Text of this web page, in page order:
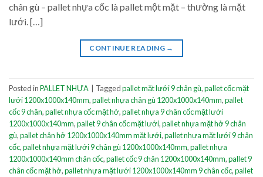
chân gù – pallet nhựa cốc là pallet một mặt – thường là mặt
lưới. […]
CONTINUE READING →
Posted inPALLET NHỰA Taggedpallet mặt lưới 9 chân gù,pallet cốc mặt
lưới 1200x1000x140mm,pallet nhựa chân gù 1200x1000x140mm,pallet
cốc 9 chân,pallet nhựa cốc mặt hở,pallet nhựa 9 chân cốc mặt lưới
1200x1000x140mm,pallet 9 chân cốc mặt lưới,pallet nhựa mặt hở 9 chân
gù,pallet chân hở 1200x1000x140mm mặt lưới,pallet nhựa mặt lưới 9 chân
cốc,pallet nhựa mặt lưới 9 chân gù 1200x1000x140mm,pallet nhựa
1200x1000x140mm chân cốc,pallet cốc 9 chân 1200x1000x140mm,pallet 9
chân cốc mặt hở,pallet nhựa mặt lưới 1200x1000x140mm 9 chân cốc,pallet